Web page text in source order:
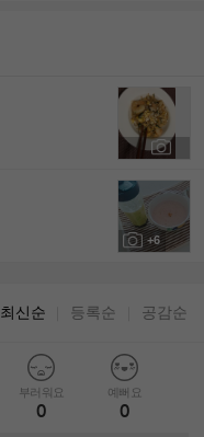
+6
최신순 등록순 공감순
부러워요
0
예뻐요
0